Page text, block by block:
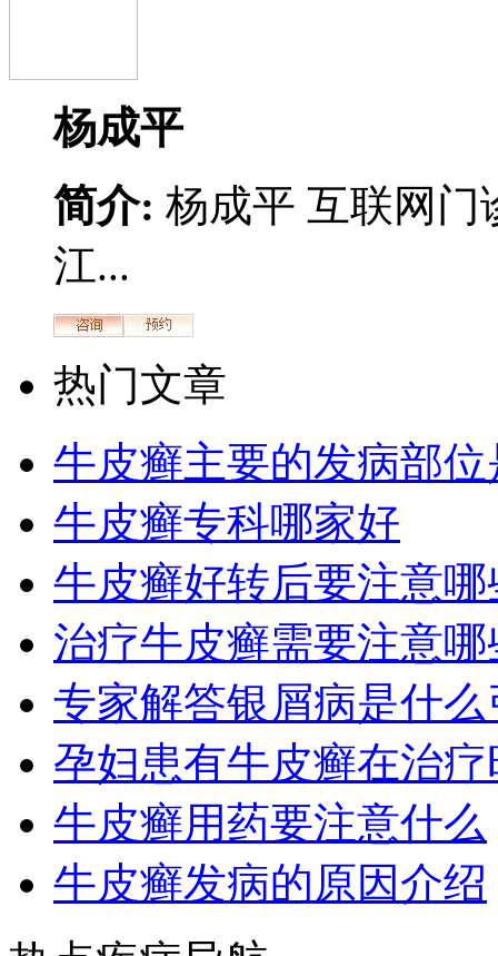
杨成平
简介: 杨成平 互联网门
江...
热门文章
牛皮癣主要的发病部
牛皮癣专科哪家好
牛皮癣好转后要注意哪
治疗牛皮癣需要注意哪
专家解答银屑病是什
孕妇患有牛皮癣在治
牛皮癣用药要注意什么
牛皮癣发病的原因介绍